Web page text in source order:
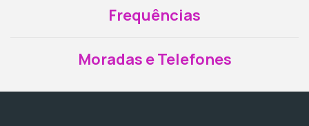
Frequências
Moradas e Telefones